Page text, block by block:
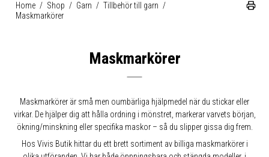
Home / Shop / Garn / Tillbehör till garn /
Maskmarkörer
Maskmarkörer
Maskmarkörer är små men oumbärliga hjälpmedel när du stickar eller
virkar. De hjälper dig att hålla ordning i mönstret, markerar varvets början,
ökning/minskning eller specifika maskor – så du slipper gissa dig frem.
Hos Vivis Butik hittar du ett brett sortiment av billiga maskmarkörer i